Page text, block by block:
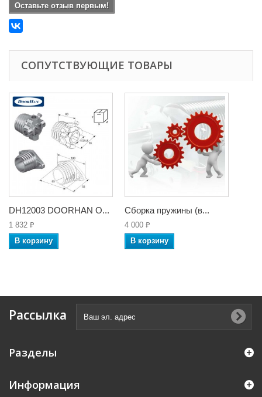
Оставьте отзыв первым!
СОПУТСТВУЮЩИЕ ТОВАРЫ
DH12003 DOORHAN О...
1 832 ₽
В корзину
Сборка пружины (в...
4 000 ₽
В корзину
Рассылка
Разделы
Информация